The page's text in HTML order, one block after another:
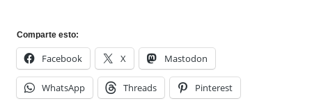
Comparte esto:
Facebook X Mastodon
WhatsApp Threads Pinterest